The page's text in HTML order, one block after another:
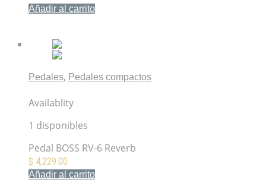
Añadir al carrito
Pedales, Pedales compactos
Availablity
1 disponibles
Pedal BOSS RV-6 Reverb
$ 4,229.00
Añadir al carrito